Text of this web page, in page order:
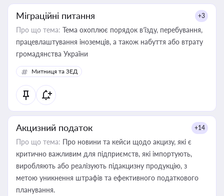
Міграційні питання +3
Про що тема: Тема охоплює порядок в’їзду, перебування,
працевлаштування іноземців, а також набуття або втрату
громадянства України
Митниця та ЗЕД
Акцизний податок +14
Про що тема: Про новини та кейси щодо акцизу, які є
критично важливим для підприємств, які імпортують,
виробляють або реалізують підакцизну продукцію, з
метою уникнення штрафів та ефективного податкового
планування.